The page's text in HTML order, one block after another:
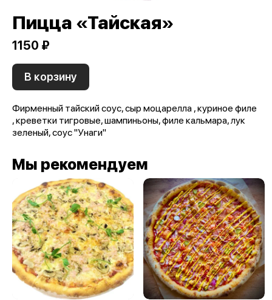
Пицца «Тайская»
1150 ₽
В корзину
Фирменный тайский соус, сыр моцарелла , куриное филе
, креветки тигровые, шампиньоны, филе кальмара, лук
зеленый, соус "Унаги"
Мы рекомендуем